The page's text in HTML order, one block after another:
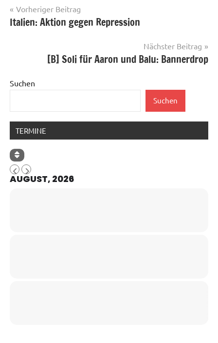
Beitragsnavigation
Vorheriger Beitrag
Italien: Aktion gegen Repression
Nächster Beitrag
[B] Soli für Aaron und Balu: Bannerdrop
Suchen
Suchen
TERMINE
AUGUST, 2026